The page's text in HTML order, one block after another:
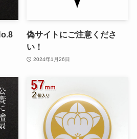
偽サイトにご注意くださ
い！
2024年1月26日